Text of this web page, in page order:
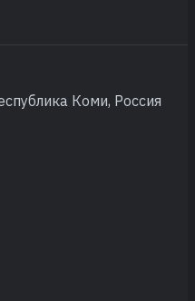
Коми, Россия